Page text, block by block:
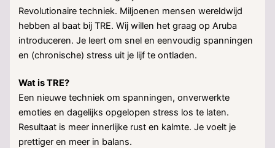
Revolutionaire techniek. Miljoenen mensen wereldwijd
hebben al baat bij TRE. Wij willen het graag op Aruba
introduceren. Je leert om snel en eenvoudig spanningen
en (chronische) stress uit je lijf te ontladen.
Wat is TRE?
Een nieuwe techniek om spanningen, onverwerkte
emoties en dagelijks opgelopen stress los te laten.
Resultaat is meer innerlijke rust en kalmte. Je voelt je
prettiger en meer in balans.